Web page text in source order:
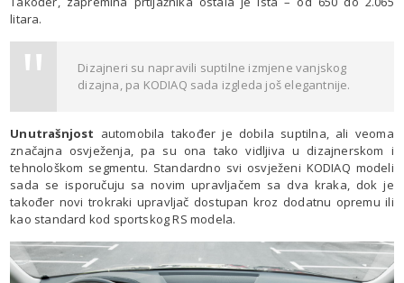
litara.
Dizajneri su napravili suptilne izmjene vanjskog
dizajna, pa KODIAQ sada izgleda još elegantnije.
Unutrašnjost automobila također je dobila suptilna, ali veoma
značajna osvježenja, pa su ona tako vidljiva u dizajnerskom i
tehnološkom segmentu. Standardno svi osvježeni KODIAQ modeli
sada se isporučuju sa novim upravljačem sa dva kraka, dok je
također novi trokraki upravljač dostupan kroz dodatnu opremu ili
kao standard kod sportskog RS modela.